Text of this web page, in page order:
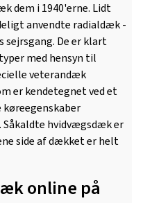
dem i 1940'erne. Lidt
anvendte radialdæk -
De er klart
med hensyn til
veterandæk
er kendetegnet ved et
køreegenskaber
hvidvægsdæk er
side af dækket er helt
online på